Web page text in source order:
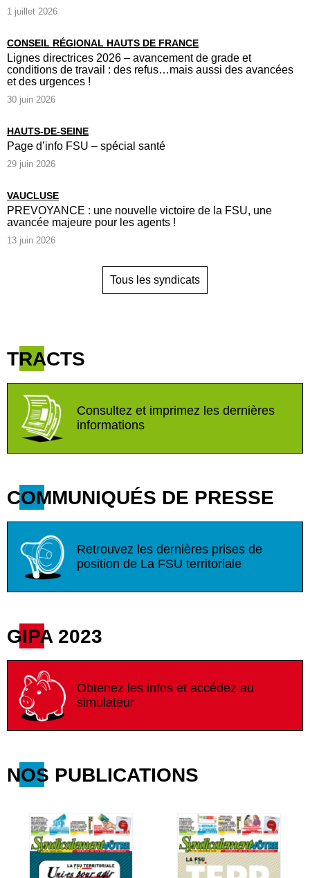
1 juillet 2026
CONSEIL RÉGIONAL HAUTS DE FRANCE
Lignes directrices 2026 – avancement de grade et
conditions de travail : des refus…mais aussi des avancées
et des urgences !
30 juin 2026
HAUTS-DE-SEINE
Page d’info FSU – spécial santé
29 juin 2026
VAUCLUSE
PREVOYANCE : une nouvelle victoire de la FSU, une
avancée majeure pour les agents !
13 juin 2026
Tous les syndicats
TRACTS
Consultez et imprimez les dernières
informations
COMMUNIQUÉS DE PRESSE
Retrouvez les dernières prises de
position de La FSU territoriale
GIPA 2023
Obtenez les infos et accédez au
simulateur
NOS PUBLICATIONS